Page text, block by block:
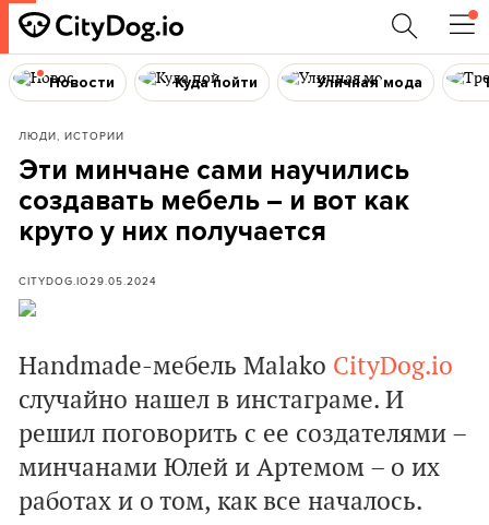
Новости Куда пойти Уличная мода
ЛЮДИ, ИСТОРИИ
Эти минчане сами научились
создавать мебель – и вот как
круто у них получается
CITYDOG.IO29.05.2024
Handmade-мебель Malako CityDog.io
случайно нашел в инстаграме. И
решил поговорить с ее создателями –
минчанами Юлей и Артемом – о их
работах и о том, как все началось.